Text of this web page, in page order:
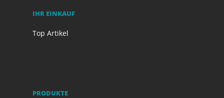
IHR EINKAUF
Top Artikel
PRODUKTE